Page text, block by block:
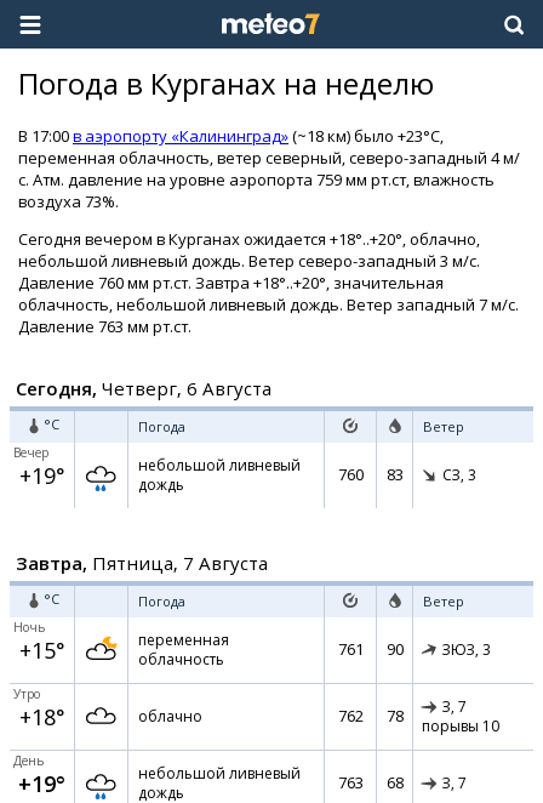
Погода в Курганах на неделю
В 17:00в аэропорту «Калининград»(~18 км) было +23°C,
переменная облачность, ветер северный, северо-западный 4 м/
с. Атм. давление на уровне аэропорта 759 мм рт.ст, влажность
воздуха 73%.
Сегодня вечером в Курганах ожидается +18°..+20°, облачно,
небольшой ливневый дождь. Ветер северо-западный 3 м/с.
Давление 760 мм рт.ст. Завтра +18°..+20°, значительная
облачность, небольшой ливневый дождь. Ветер западный 7 м/с.
Давление 763 мм рт.ст.
Сегодня, Четверг, 6 Августа
°C Погода Ветер
Вечер
+19°
небольшой ливневый
дождь
760 83 СЗ, 3
Завтра, Пятница, 7 Августа
°C Погода Ветер
Ночь
+15°
переменная
облачность
761 90 ЗЮЗ, 3
Утро
+18° облачно 762 78 З, 7
порывы 10
День
+19°
небольшой ливневый
дождь
763 68 З, 7